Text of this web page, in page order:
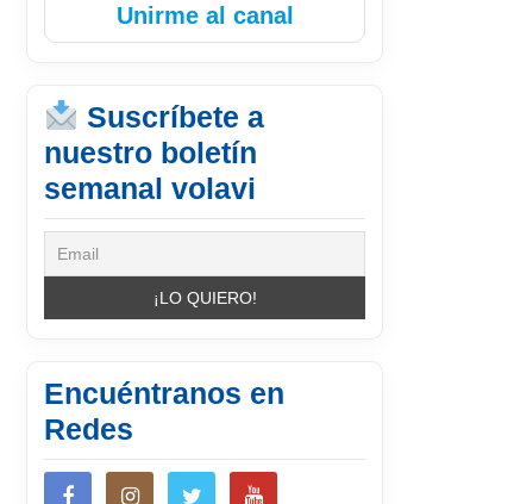
Unirme al canal
Suscríbete a
nuestro boletín
semanal volavi
Encuéntranos en
Redes